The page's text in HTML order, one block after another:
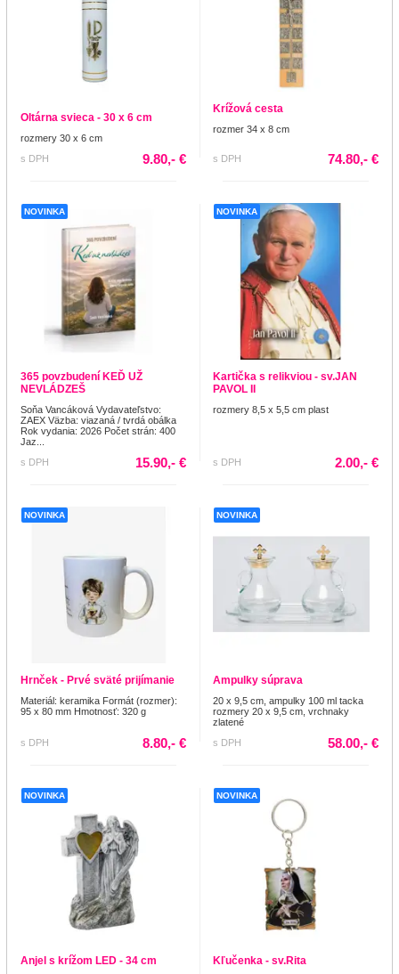
Oltárna svieca - 30 x 6 cm
rozmery 30 x 6 cm
s DPH
9.80,- €
Krížová cesta
rozmer 34 x 8 cm
s DPH 74.80,- €
NOVINKA
365 povzbudení KEĎ UŽ
NEVLÁDZEŠ
Soňa Vancáková Vydavateľstvo:
ZAEX Väzba: viazaná / tvrdá obálka
Rok vydania: 2026 Počet strán: 400
Jaz...
s DPH
15.90,- €
NOVINKA
Kartička s relikviou - sv.JAN
PAVOL II
rozmery 8,5 x 5,5 cm plast
s DPH 2.00,- €
NOVINKA
Hrnček - Prvé sväté prijímanie
Materiál: keramika Formát (rozmer):
95 x 80 mm Hmotnosť: 320 g
s DPH 8.80,- €
NOVINKA
Ampulky súprava
20 x 9,5 cm, ampulky 100 ml tacka
rozmery 20 x 9,5 cm, vrchnaky
zlatené
s DPH
58.00,- €
NOVINKA
Anjel s krížom LED - 34 cm
NOVINKA
Kľučenka - sv.Rita